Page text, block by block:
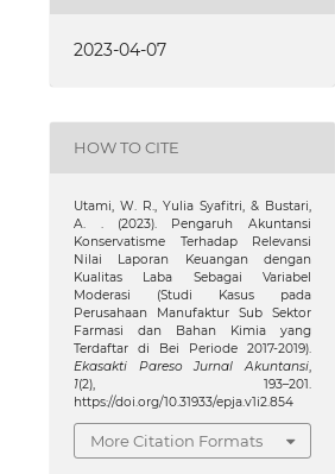
2023-04-07
HOW TO CITE
Utami, W. R., Yulia Syafitri, & Bustari,
A. . (2023). Pengaruh Akuntansi
Konservatisme Terhadap Relevansi
Nilai Laporan Keuangan dengan
Kualitas Laba Sebagai Variabel
Moderasi (Studi Kasus pada
Perusahaan Manufaktur Sub Sektor
Farmasi dan Bahan Kimia yang
Terdaftar di Bei Periode 2017-2019).
Ekasakti Pareso Jurnal Akuntansi,
1(2), 193–201.
https://doi.org/10.31933/epja.v1i2.854
More Citation Formats